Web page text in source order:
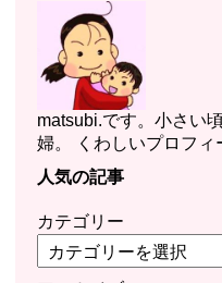
matsubi.です。小さい
婦。 くわしいプロフィ
人気の記事
カテゴリー